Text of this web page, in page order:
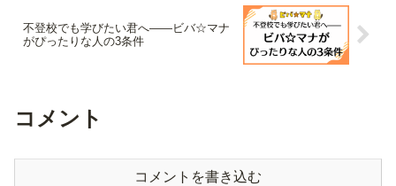
不登校でも学びたい君へ——ビバ☆マナ
がぴったりな人の3条件
コメント
コメントを書き込む